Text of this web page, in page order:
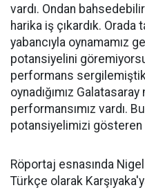
vardı. Ondan
harika iş çıkardık. Orada
yabancıyla oynamamız
potansiyelini
performans
oynadığımız Galatasaray
performansımız vardı.
potansiyelimizi gösteren
Röportaj esnasında
Türkçe olarak